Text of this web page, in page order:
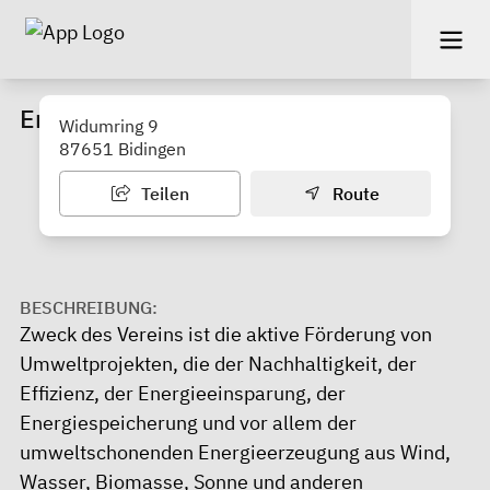
Energieverein Bidingen
Widumring 9
87651 Bidingen
Teilen Route
BESCHREIBUNG:
Zweck des Vereins ist die aktive Förderung von
Umweltprojekten, die der Nachhaltigkeit, der
Effizienz, der Energieeinsparung, der
Energiespeicherung und vor allem der
umweltschonenden Energieerzeugung aus Wind,
Wasser, Biomasse, Sonne und anderen